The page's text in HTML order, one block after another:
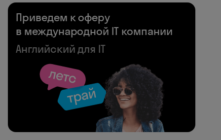
Приведем к оферу
в международной IT компании
Английский для IT